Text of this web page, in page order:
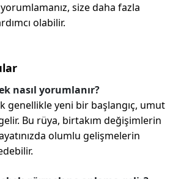
size daha fazla
olabilir.
nasıl yorumlanır?
genellikle yeni bir başlangıç, umut
Bu rüya, birtakım değişimlerin
olumlu gelişmelerin